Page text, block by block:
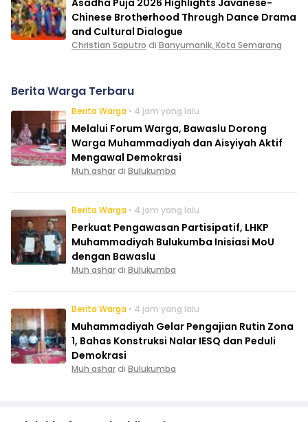
Chinese Brotherhood Through Dance Drama
and Cultural Dialogue
Christian Saputro di Banyumanik, Kota Semarang
Berita Warga Terbaru
Berita Warga • 4 jam yang lalu
Melalui Forum Warga, Bawaslu Dorong
Warga Muhammadiyah dan Aisyiyah Aktif
Mengawal Demokrasi
Muh ashar di Bulukumba
Berita Warga • 4 jam yang lalu
Perkuat Pengawasan Partisipatif, LHKP
Muhammadiyah Bulukumba Inisiasi MoU
dengan Bawaslu
Muh ashar di Bulukumba
Berita Warga • 4 jam yang lalu
Muhammadiyah Gelar Pengajian Rutin Zona
1, Bahas Konstruksi Nalar IESQ dan Peduli
Demokrasi
Muh ashar di Bulukumba